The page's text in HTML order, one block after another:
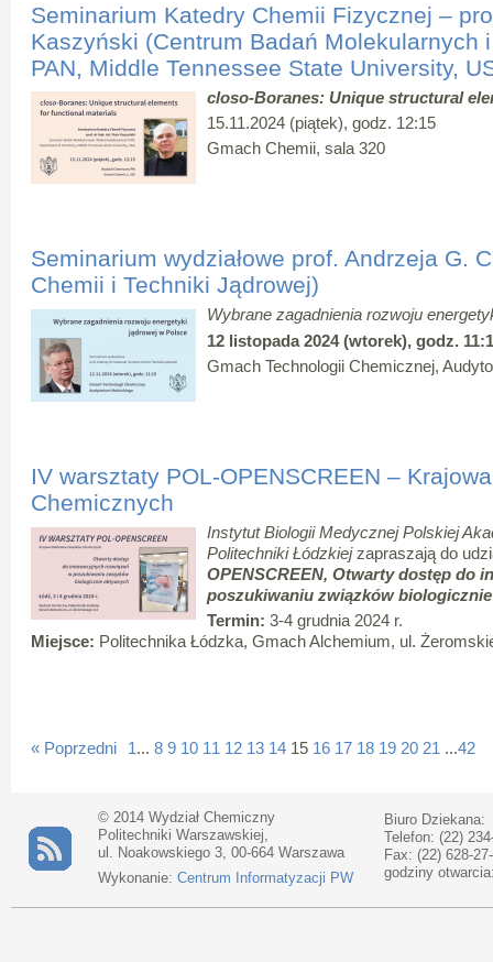
Seminarium Katedry Chemii Fizycznej –
Kaszyński (Centrum Badań Molekularnych
PAN, Middle Tennessee State University,
closo-Boranes: Unique structural
15.11.2024 (piątek), godz. 12:15
Gmach Chemii, sala 320
Seminarium wydziałowe prof. Andrzeja G.
Chemii i Techniki Jądrowej)
Wybrane zagadnienia rozwoju
12 listopada 2024 (wtorek), godz.
Gmach Technologii Chemicznej,
IV warsztaty POL-OPENSCREEN –
Chemicznych
Instytut Biologii Medycznej Polskiej
Politechniki Łódzkiejzapraszają do
OPENSCREEN, Otwarty dostęp do
poszukiwaniu związków
Termin: 3-4 grudnia 2024 r.
Miejsce: Politechnika Łódzka, Gmach Alchemium, ul.
« Poprzedni 1 ... 8 9 10 11 12 13 14 15 16 17 18 19 20 21 ...42
© 2014 Wydział Chemiczny
Politechniki Warszawskiej,
ul. Noakowskiego 3, 00-664 Warszawa
Wykonanie: Centrum Informatyzacji PW
Biuro Dziekana:
Telefon: (22)
Fax: (22) 628-
godziny